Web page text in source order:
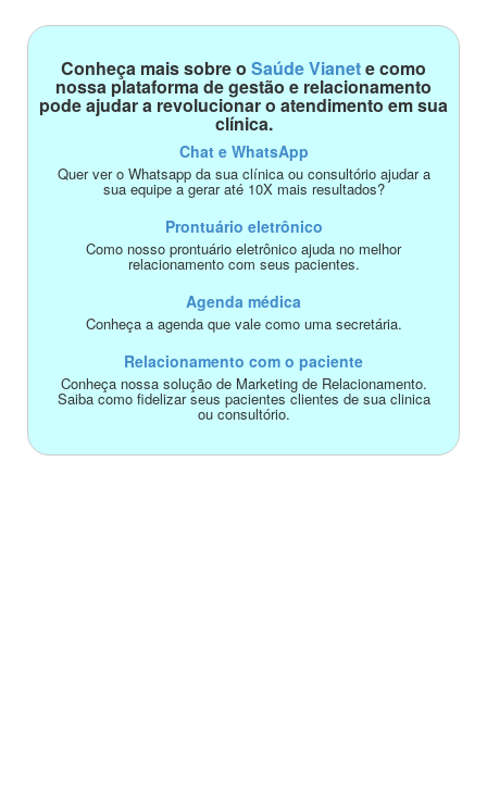
Conheça mais sobre o Saúde Vianete como
nossa plataforma de gestão e relacionamento
pode ajudar a revolucionar o atendimento em sua
clínica.
Chat e WhatsApp
Quer ver o Whatsapp da sua clínica ou consultório ajudar a
sua equipe a gerar até 10X mais resultados?
Prontuário eletrônico
Como nosso prontuário eletrônico ajuda no melhor
relacionamento com seus pacientes.
Agenda médica
Conheça a agenda que vale como uma secretária.
Relacionamento com o paciente
Conheça nossa solução de Marketing de Relacionamento.
Saiba como fidelizar seus pacientes clientes de sua clinica
ou consultório.